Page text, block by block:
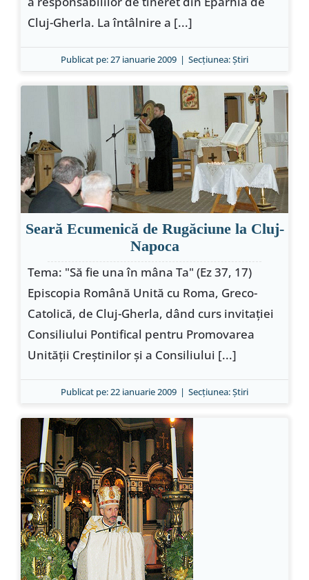
Cluj-Gherla. La întâlnire a [...]
Publicat pe: 27 ianuarie 2009 | Secțiunea:Ştiri
Seară Ecumenică de Rugăciune la Cluj-
Napoca
Tema: "Să fie una în mâna Ta" (Ez 37, 17)
Episcopia Română Unită cu Roma, Greco-
Catolică, de Cluj-Gherla, dând curs invitaţiei
Consiliului Pontifical pentru Promovarea
Unităţii Creştinilor şi a Consiliului [...]
Publicat pe: 22 ianuarie 2009 | Secțiunea:Ştiri